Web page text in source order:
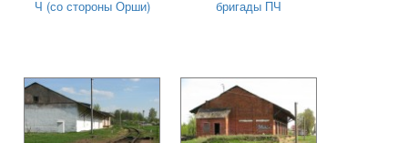
Ч (со стороны Орши)
бригады ПЧ